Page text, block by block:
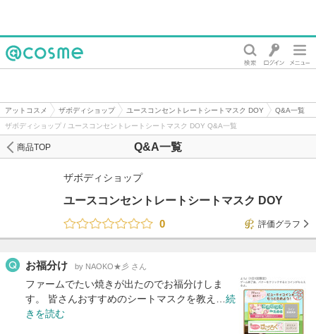
アットコスメ ザボディショップ ユースコンセントレートシートマスク DOY
Q&A一覧
ザボディショップ / ユースコンセントレートシートマスク DOY Q&A一覧
Q&A一覧
商品TOP
ザボディショップ
ユースコンセントレートシートマスク DOY
0
評価グラフ
お福分け by NAOKO★彡 さん
ファームでたい焼きが出たのでお福分けしま
す。 皆さんおすすめのシートマスクを教え… 続
きを読む